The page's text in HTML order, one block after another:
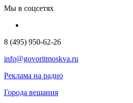
Мы в соцсетях
8 (495) 950-62-26
info@govoritmoskva.ru
Реклама на радио
Города вещания